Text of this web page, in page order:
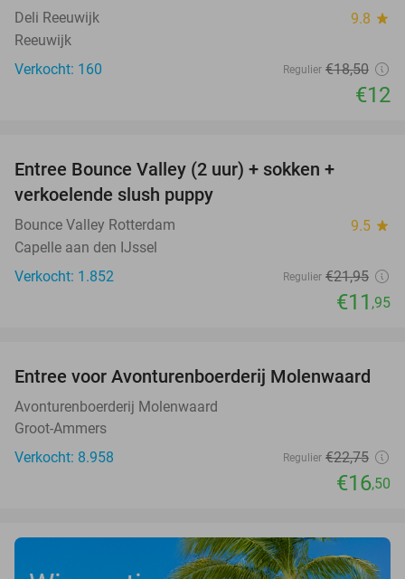
Deli Reeuwijk 9.8 star
Reeuwijk
Verkocht: 160
Regulier €18,50
€12
Entree Bounce Valley (2 uur) + sokken +
verkoelende slush puppy
Bounce Valley Rotterdam 9.5 star
Capelle aan den IJssel
Verkocht: 1.852
Regulier €21,95
€11 ,95
27%
Entree voor Avonturenboerderij Molenwaard
Avonturenboerderij Molenwaard
Groot-Ammers
Verkocht: 8.958
Regulier €22,75
€16,50